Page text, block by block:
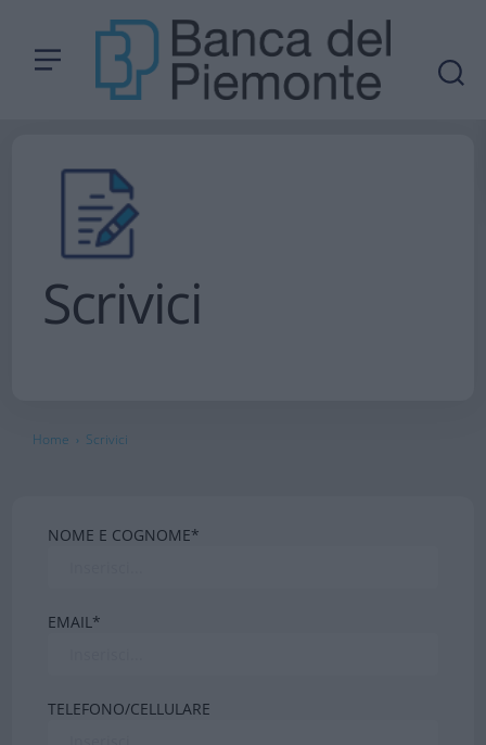
Scrivici
Home › Scrivici
NOME E COGNOME*
EMAIL*
TELEFONO/CELLULARE